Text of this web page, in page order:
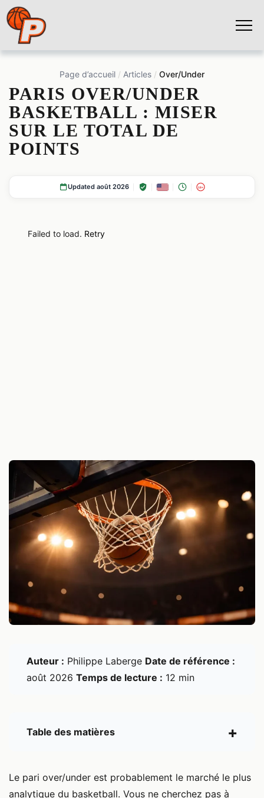
Page d’accueil Articles Over/Under
PARIS OVER/UNDER
BASKETBALL : MISER
SUR LE TOTAL DE
POINTS
Updated août 2026 18+
Failed to load. Retry
Auteur : Philippe Laberge Date de référence :
août 2026 Temps de lecture : 12 min
Table des matières
Le pari over/under est probablement le marché le plus
analytique du basketball. Vous ne cherchez pas à